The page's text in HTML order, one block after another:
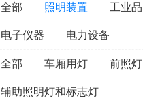
全部 照明装置 工业品
电子仪器 电力设备
全部 车厢用灯 前照灯
辅助照明灯和标志灯